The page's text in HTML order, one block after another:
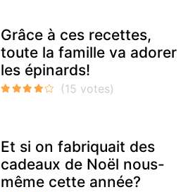
Grâce à ces recettes,
toute la famille va adorer
les épinards!
Et si on fabriquait des
cadeaux de Noël nous-
même cette année?